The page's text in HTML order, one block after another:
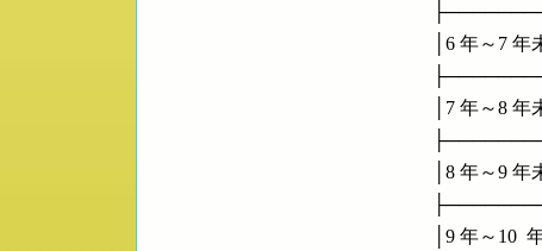
│6 年～7 年未
│7 年～8 年未
│8 年～9 年未
│9 年～10  年